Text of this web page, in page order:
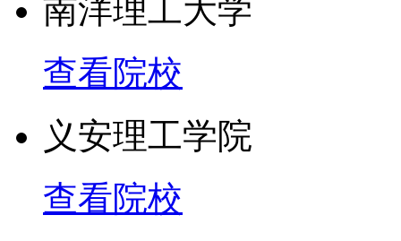
南洋理工大学
查看院校
义安理工学院
查看院校